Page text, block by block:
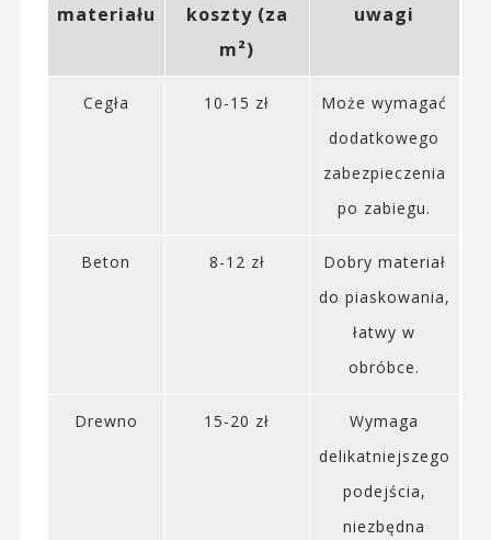
materiału
koszty (za
m²)
uwagi
Cegła 10-15 zł
Może wymagać
dodatkowego
zabezpieczenia
po zabiegu.
Beton 8-12 zł
Dobry materiał
do piaskowania,
łatwy w
obróbce.
Drewno 15-20 zł
Wymaga
delikatniejszego
podejścia,
niezbędna